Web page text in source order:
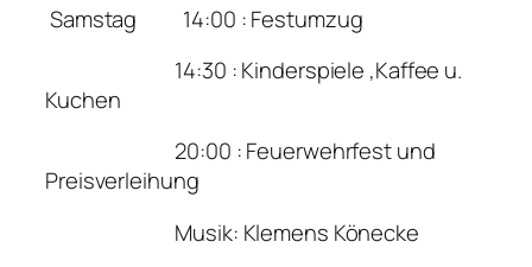
Samstag 14:00 : Festumzug
14:30 : Kinderspiele ,Kaffee u.
Kuchen
20:00 : Feuerwehrfest und
Preisverleihung
Musik: Klemens Könecke